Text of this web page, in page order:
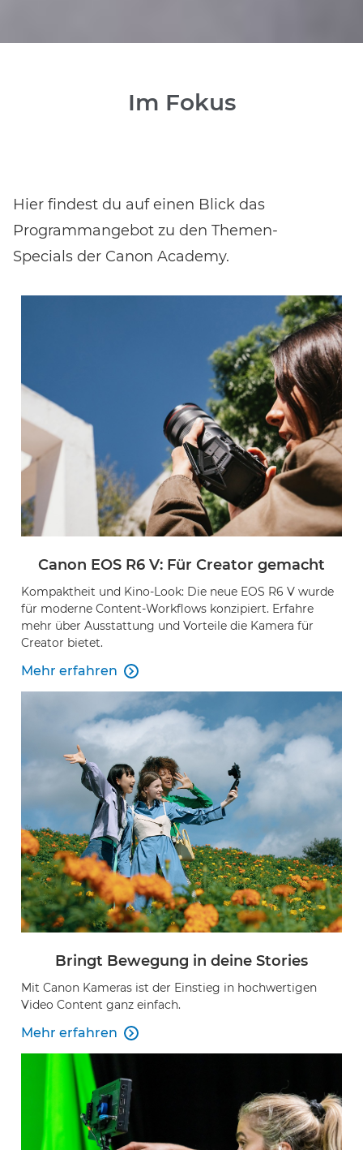
Event-Code hier eingeben
Im Fokus
Hier findest du auf einen Blick das
Programmangebot zu den Themen-
Specials der Canon Academy.
Canon EOS R6 V: Für Creator gemacht
Kompaktheit und Kino-Look: Die neue EOS R6 V wurde
für moderne Content-Workflows konzipiert. Erfahre
mehr über Ausstattung und Vorteile die Kamera für
Creator bietet.
Mehr erfahren 
Bringt Bewegung in deine Stories
Mit Canon Kameras ist der Einstieg in hochwertigen
Video Content ganz einfach.
Mehr erfahren 